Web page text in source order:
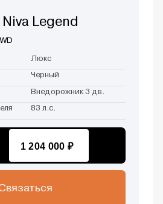
Legend
Люкс
Черный
Внедорожник 3 дв.
83 л.с.
1 204 000 ₽